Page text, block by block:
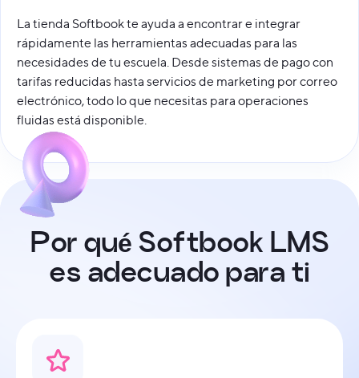
La tienda Softbook te ayuda a encontrar e integrar
rápidamente las herramientas adecuadas para las
necesidades de tu escuela. Desde sistemas de pago con
tarifas reducidas hasta servicios de marketing por correo
electrónico, todo lo que necesitas para operaciones
fluidas está disponible.
Por qué Softbook LMS
es adecuado para ti